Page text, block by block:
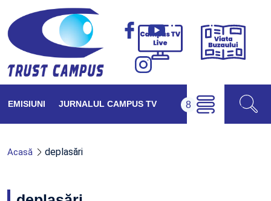
Campus
Viața
EMISIUNI JURNALUL CAMPUS TV
Acasă deplasări